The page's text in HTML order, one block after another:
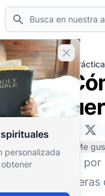
Buscar
Cerrar
personalizada
Preguntas
0 Me
Orar